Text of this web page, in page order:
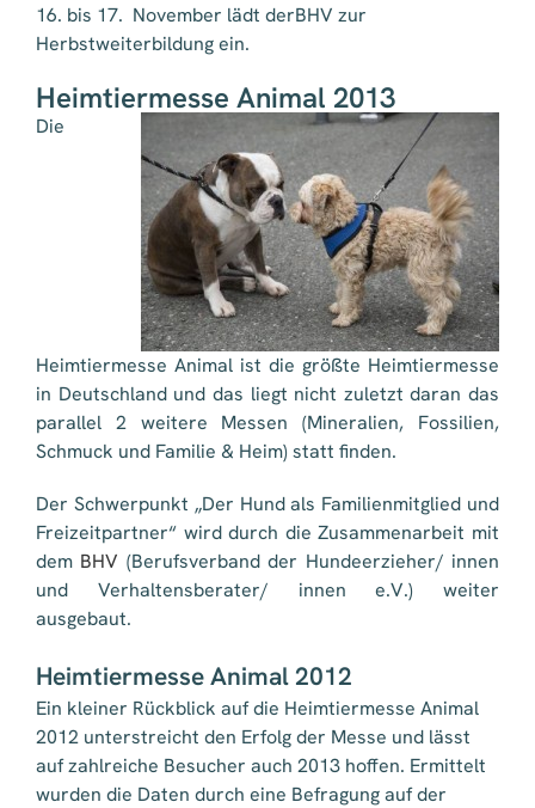
16. bis 17. November lädt derBHV zur
Herbstweiterbildung ein.
Heimtiermesse Animal 2013
Die
Heimtiermesse Animal ist die größte Heimtiermesse
in Deutschland und das liegt nicht zuletzt daran das
parallel 2 weitere Messen (Mineralien, Fossilien,
Schmuck und Familie & Heim) statt finden.
Der Schwerpunkt „Der Hund als Familienmitglied und
Freizeitpartner“ wird durch die Zusammenarbeit mit
dem BHV (Berufsverband der Hundeerzieher/ innen
und Verhaltensberater/ innen e.V.) weiter
ausgebaut.
Heimtiermesse Animal 2012
Ein kleiner Rückblick auf die Heimtiermesse Animal
2012 unterstreicht den Erfolg der Messe und lässt
auf zahlreiche Besucher auch 2013 hoffen. Ermittelt
wurden die Daten durch eine Befragung auf der